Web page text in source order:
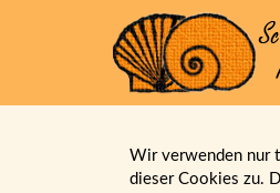
Wir verwenden nur
dieser Cookies zu.